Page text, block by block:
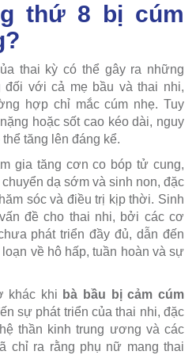
thứ 8 bị cúm
thai kỳ có thể gây ra những
đối với cả mẹ bầu và thai nhi,
hợp chỉ mắc cúm nhẹ. Tuy
hoặc sốt cao kéo dài, nguy
tăng lên đáng kể.
gia tăng cơn co bóp tử cung,
dạ sớm và sinh non, đặc
sóc và điều trị kịp thời. Sinh
đề cho thai nhi, bởi các cơ
phát triển đầy đủ, dẫn đến
về hô hấp, tuần hoàn và sự
khác khi bà bầu bị cảm cúm
sự phát triển của thai nhi, đặc
thần kinh trung ương và các
chỉ ra rằng phụ nữ mang thai